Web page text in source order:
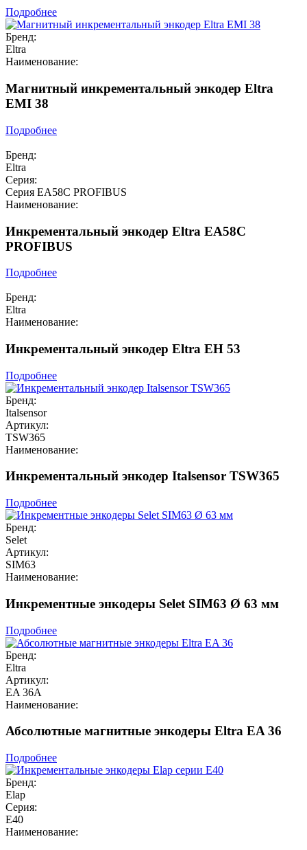
Подробнее
Бренд:
Eltra
Наименование:
Магнитный инкрементальный энкодер Eltra
EMI 38
Подробнее
Бренд:
Eltra
Серия:
Серия EA58C PROFIBUS
Наименование:
Инкрементальный энкодер Eltra EA58C
PROFIBUS
Подробнее
Бренд:
Eltra
Наименование:
Инкрементальный энкодер Eltra EH 53
Подробнее
Бренд:
Italsensor
Артикул:
TSW365
Наименование:
Инкрементальный энкодер Italsensor TSW365
Подробнее
Бренд:
Selet
Артикул:
SIM63
Наименование:
Инкрементные энкодеры Selet SIM63 Ø 63 мм
Подробнее
Бренд:
Eltra
Артикул:
EA 36A
Наименование:
Абсолютные магнитные энкодеры Eltra EA 36
Подробнее
Бренд:
Elap
Серия:
E40
Наименование: